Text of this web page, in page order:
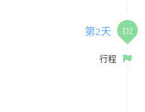
第2天 D2
行程